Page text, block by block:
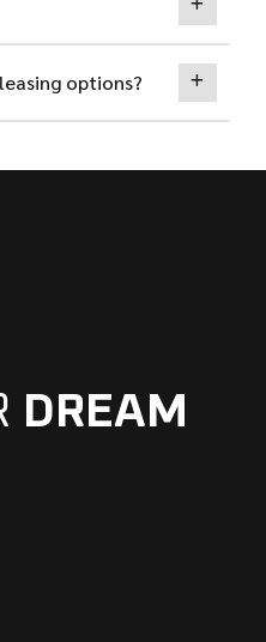
options?
DREAM